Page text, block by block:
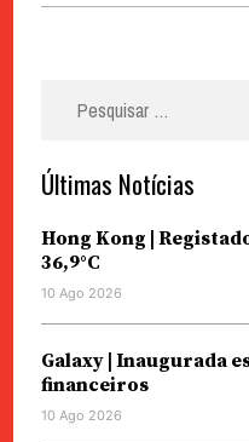
Últimas Notícias
Hong Kong |
36,9°C
10 Ago 2026
Galaxy | Inaugurada
financeiros
10 Ago 2026